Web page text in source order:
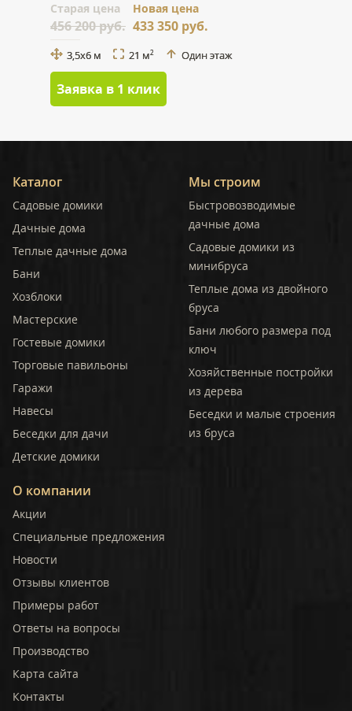
Cтарая цена
456 200 руб.
Новая цена
433 350 руб.
3,5x6 м 21 м2 Один этаж
Заявка в 1 клик
Каталог
Садовые домики
Дачные дома
Теплые дачные дома
Бани
Хозблоки
Мастерские
Гостевые домики
Торговые павильоны
Гаражи
Навесы
Беседки для дачи
Детские домики
Мы строим
Быстровозводимые
дачные дома
Садовые домики из
минибруса
Теплые дома из двойного
бруса
Бани любого размера под
ключ
Хозяйственные постройки
из дерева
Беседки и малые строения
из бруса
О компании
Акции
Специальные предложения
Новости
Отзывы клиентов
Примеры работ
Ответы на вопросы
Производство
Карта сайта
Контакты